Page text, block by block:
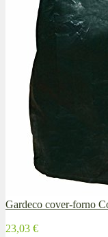
Gardeco cover-forno
23,03 €